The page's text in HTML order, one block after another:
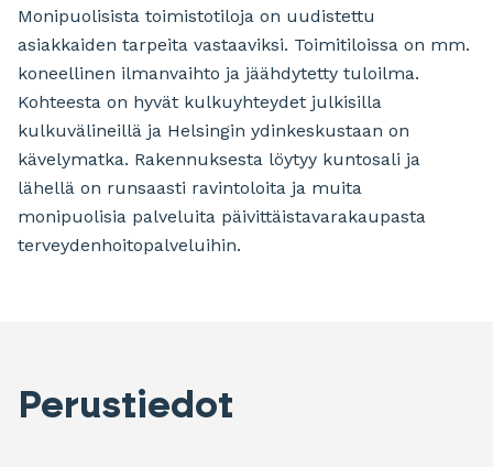
Monipuolisista toimistotiloja on uudistettu
asiakkaiden tarpeita vastaaviksi. Toimitiloissa on mm.
koneellinen ilmanvaihto ja jäähdytetty tuloilma.
Kohteesta on hyvät kulkuyhteydet julkisilla
kulkuvälineillä ja Helsingin ydinkeskustaan on
kävelymatka. Rakennuksesta löytyy kuntosali ja
lähellä on runsaasti ravintoloita ja muita
monipuolisia palveluita päivittäistavarakaupasta
terveydenhoitopalveluihin.
Perustiedot